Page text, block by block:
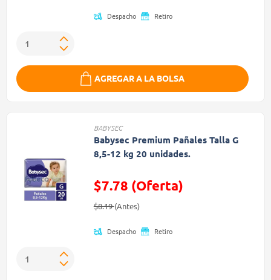
Despacho Retiro
AGREGAR A LA BOLSA
BABYSEC
Babysec Premium Pañales Talla G
8,5-12 kg 20 unidades.
$7.78 (Oferta)
Precio reducido de
$8.19(Antes)(Oferta)
Despacho Retiro